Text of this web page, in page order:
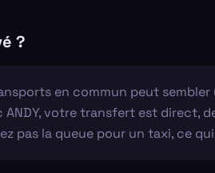
?
en commun peut
ANDY, votre transfert est
pas la queue pour un taxi, ce